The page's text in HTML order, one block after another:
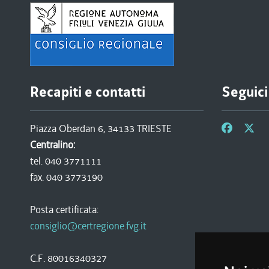
Recapiti e contatti
Piazza Oberdan 6, 34133 TRIESTE
Centralino:
tel. 040 3771111
fax. 040 3773190
Posta certificata:
consiglio@certregione.fvg.it
C.F. 80016340327